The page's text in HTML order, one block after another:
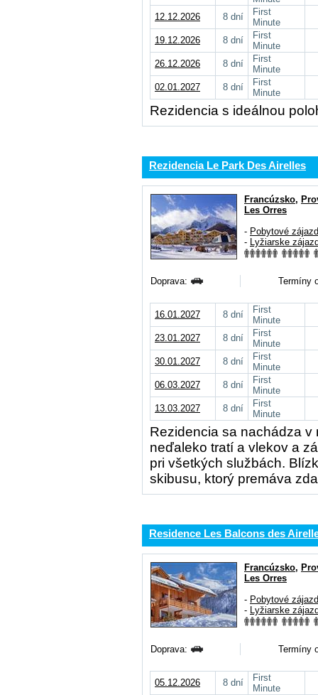
12.12.2026
8 dní
First
Minute
19.12.2026
8 dní
First
Minute
26.12.2026
8 dní
First
Minute
02.01.2027
8 dní
First
Minute
Rezidencia s ideálnou
Rezidencia Le Park Des Airelles
Francúzsko,
Les Orres
- Pobytové
- Lyžiarske
Doprava: Termíny
16.01.2027 8 dní
First
Minute
23.01.2027
8 dní
First
Minute
30.01.2027
8 dní
First
Minute
06.03.2027
8 dní
First
Minute
13.03.2027
8 dní
First
Minute
Rezidencia sa nachádza
neďaleko tratí a vlekov a
pri všetkých službách.
skibusu, ktorý premáva
Residence Les Balcons des
Francúzsko,
Les Orres
- Pobytové
- Lyžiarske
Doprava: Termíny
05.12.2026 8 dní
First
Minute